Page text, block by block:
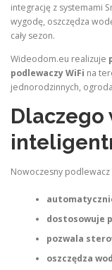
integrację z systemami
wygodę, oszczędza
cały sezon.
Wideodom.eu realizuje
podlewaczy WiFi na
jednorodzinnych,
Dlaczego
Nowoczesny podlewacz
dostosowuje
pozwala
oszczędza